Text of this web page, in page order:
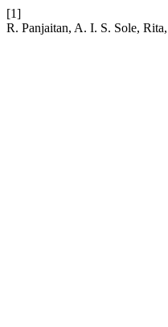
[1]
R. Panjaitan, A. I. S. Sole,